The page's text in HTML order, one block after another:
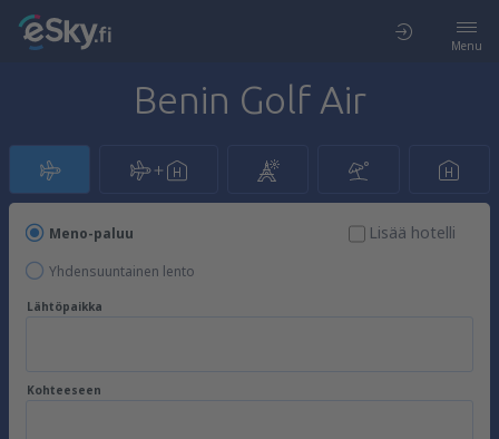
Menu
Benin Golf Air
Meno-paluu
Yhdensuuntainen lento
Lisää hotelli
Lähtöpaikka
Kohteeseen